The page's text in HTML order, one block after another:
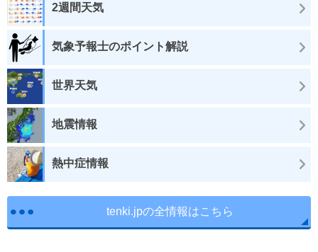
2週間天気
気象予報士のポイント解説
世界天気
地震情報
熱中症情報
tenki.jpの全情報はこちら